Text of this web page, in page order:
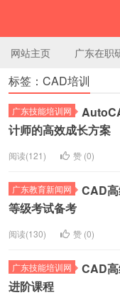
网站主页 广东在职
标签：CAD培训
广东技能培训网
计师的高效成长方案
阅读(121) 赞 (0)
广东教育新闻网
CAD
等级考试备考
阅读(130) 赞 (0)
广东技能培训网
CAD
进阶课程